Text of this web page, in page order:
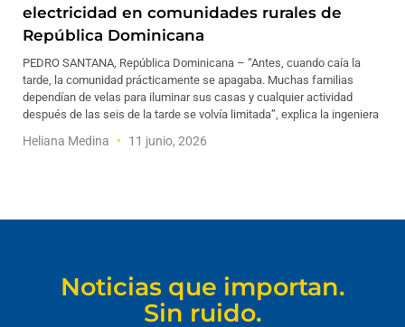
electricidad en comunidades rurales de
República Dominicana
PEDRO SANTANA, República Dominicana – “Antes, cuando caía la
tarde, la comunidad prácticamente se apagaba. Muchas familias
dependían de velas para iluminar sus casas y cualquier actividad
después de las seis de la tarde se volvía limitada”, explica la ingeniera
Heliana Medina 11 junio, 2026
Noticias que importan.
Sin ruido.